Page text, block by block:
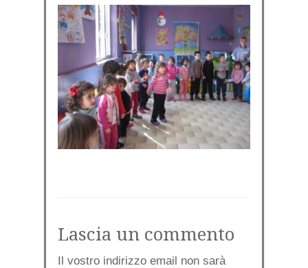
Lascia un commento
Il vostro indirizzo email non sarà